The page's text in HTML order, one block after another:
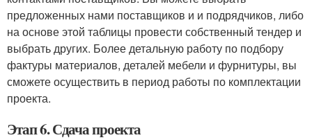
предложенных нами поставщиков и и подрядчиков, либо
на основе этой таблицы провести собственный тендер и
выбрать других. Более детальную работу по подбору
фактуры материалов, деталей мебели и фурнитуры, вы
сможете осуществить в период работы по комплектации
проекта.
Этап 6. Сдача проекта